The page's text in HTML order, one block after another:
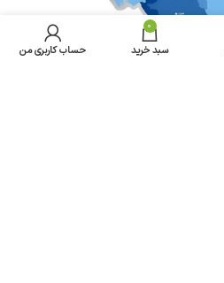
0
سبد خرید حساب کاربری من